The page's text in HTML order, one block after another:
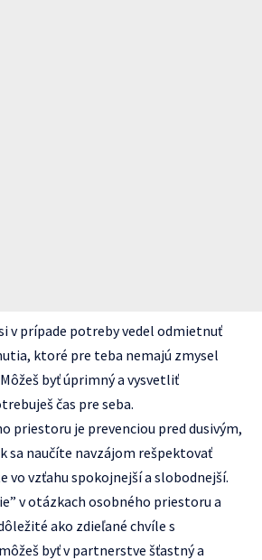
v prípade potreby vedel odmietnuť
ktoré pre teba nemajú zmysel
byť úprimný a vysvetliť
čas pre seba.
priestoru je prevenciou pred dusivým,
sa naučíte navzájom rešpektovať
vo vzťahu spokojnejší a slobodnejší.
v otázkach osobného priestoru a
ako zdieľané chvíle s
byť v partnerstve šťastný a